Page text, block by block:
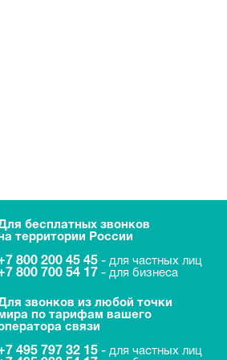
бесплатных звонков
территории России
800 200 45 45 - для частных лиц
800 700 54 17 - для бизнеса
звонков из любой точки
по тарифам вашего
связи
495 797 32 15 - для частных лиц